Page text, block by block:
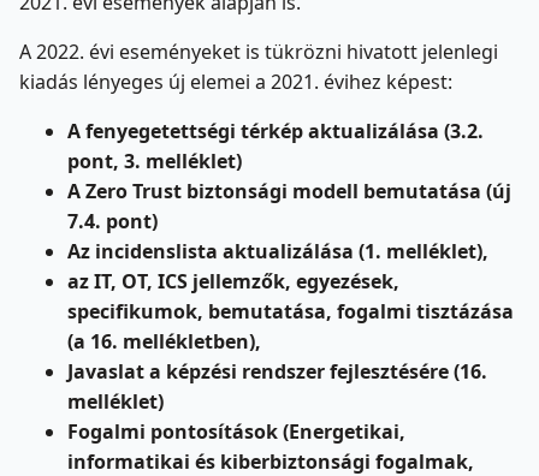
A 2022. évi eseményeket is tükrözni hivatott jelenlegi
kiadás lényeges új elemei a 2021. évihez képest:
A fenyegetettségi térkép aktualizálása (3.2.
pont, 3. melléklet)
A Zero Trust biztonsági modell bemutatása (új
7.4. pont)
Az incidenslista aktualizálása (1. melléklet),
az IT, OT, ICS jellemzők, egyezések,
specifikumok, bemutatása, fogalmi tisztázása
(a 16. mellékletben),
Javaslat a képzési rendszer fejlesztésére (16.
melléklet)
Fogalmi pontosítások (Energetikai,
informatikai és kiberbiztonsági fogalmak,